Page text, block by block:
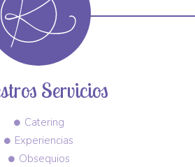
Servicios
Catering
Experiencias
Obsequios